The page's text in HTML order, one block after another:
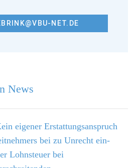
News
eigener Erstattungsanspruch
bei zu Unrecht ein­
Lohnsteuer bei
NET.DE